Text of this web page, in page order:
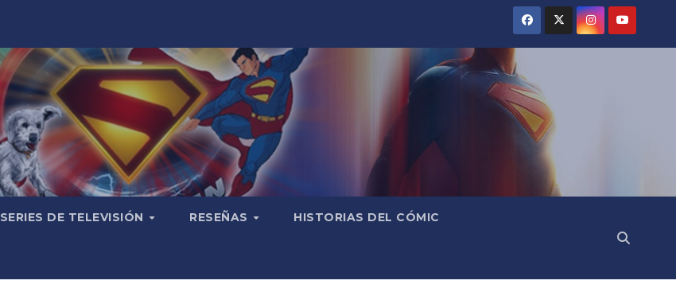
SERIES DE TELEVISIÓN RESEÑAS HISTORIAS DEL CÓMIC